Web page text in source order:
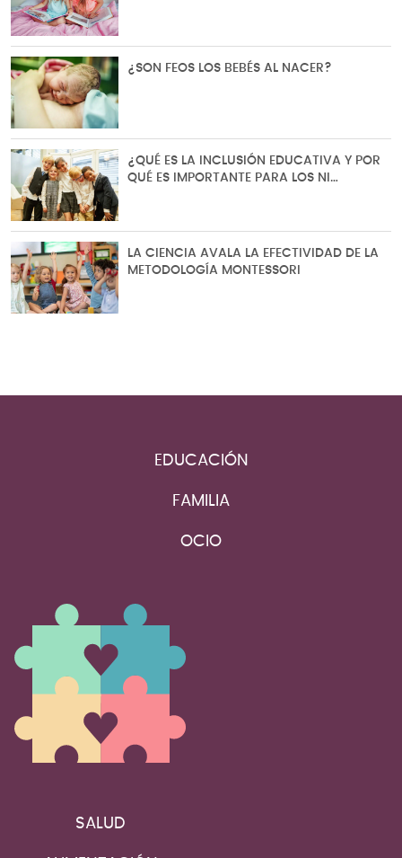
¿SON FEOS LOS BEBÉS AL NACER?
¿QUÉ ES LA INCLUSIÓN EDUCATIVA Y POR
QUÉ ES IMPORTANTE PARA LOS NI…
LA CIENCIA AVALA LA EFECTIVIDAD DE LA
METODOLOGÍA MONTESSORI
EDUCACIÓN
FAMILIA
OCIO
SALUD